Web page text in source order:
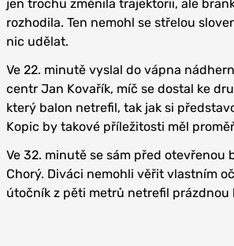
jen trochu změnila trajektorii, ale
rozhodila. Ten nemohl se střelou
nic udělat.
Ve 22. minutě vyslal do vápna
centr Jan Kovařík, míč se dostal ke
který balon netrefil, tak jak si
Kopic by takové příležitosti měl
Ve 32. minutě se sám před otevřenou
Chorý. Diváci nemohli věřit vlastním
útočník z pěti metrů netrefil prázdnou